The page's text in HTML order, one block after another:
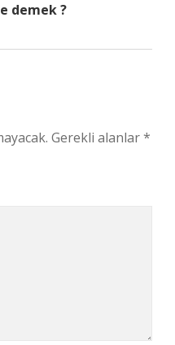
demek ?
Gerekli alanlar*